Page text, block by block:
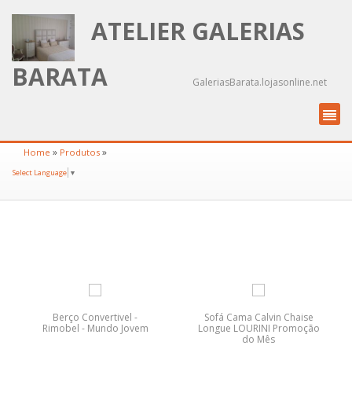
ATELIER GALERIAS
BARATA
GaleriasBarata.lojasonline.net
Home » Produtos »
Select Language ▼
Berço Convertivel -
Rimobel - Mundo Jovem
Sofá Cama Calvin Chaise
Longue LOURINI Promoção
do Mês